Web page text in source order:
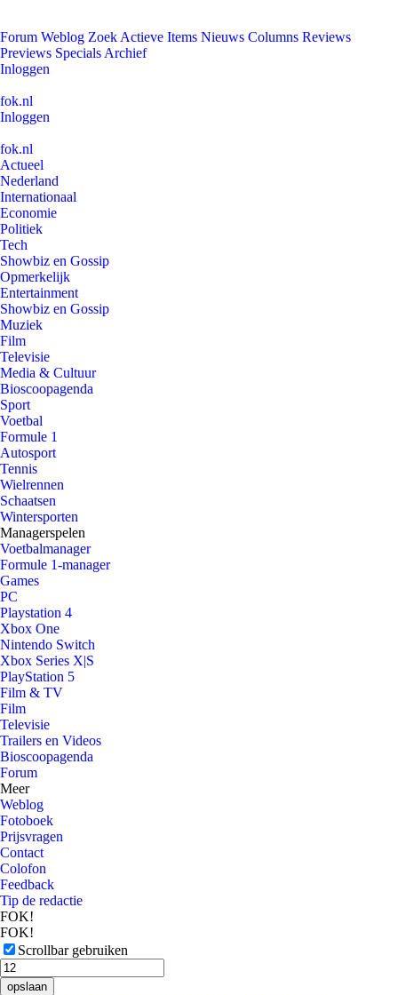
Forum Weblog Zoek Actieve Items Nieuws Columns Reviews
Previews Specials Archief
Inloggen
fok.nl
Inloggen
fok.nl
Actueel
Nederland
Internationaal
Economie
Politiek
Tech
Showbiz en Gossip
Opmerkelijk
Entertainment
Showbiz en Gossip
Muziek
Film
Televisie
Media & Cultuur
Bioscoopagenda
Sport
Voetbal
Formule 1
Autosport
Tennis
Wielrennen
Schaatsen
Wintersporten
Managerspelen
Voetbalmanager
Formule 1-manager
Games
PC
Playstation 4
Xbox One
Nintendo Switch
Xbox Series X|S
PlayStation 5
Film & TV
Film
Televisie
Trailers en Videos
Bioscoopagenda
Forum
Meer
Weblog
Fotoboek
Prijsvragen
Contact
Colofon
Feedback
Tip de redactie
FOK!
FOK!
Scrollbar gebruiken
opslaan